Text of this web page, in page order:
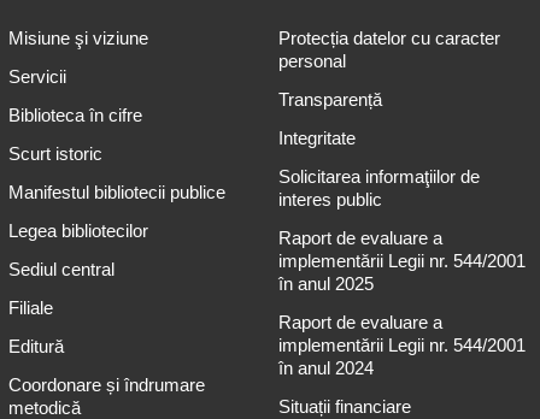
Misiune şi viziune
Servicii
Biblioteca în cifre
Scurt istoric
Manifestul bibliotecii publice
Legea bibliotecilor
Sediul central
Filiale
Editură
Coordonare și îndrumare
metodică
Protecția datelor cu caracter
personal
Transparență
Integritate
Solicitarea informaţiilor de
interes public
Raport de evaluare a
implementării Legii nr. 544/2001
în anul 2025
Raport de evaluare a
implementării Legii nr. 544/2001
în anul 2024
Situații financiare